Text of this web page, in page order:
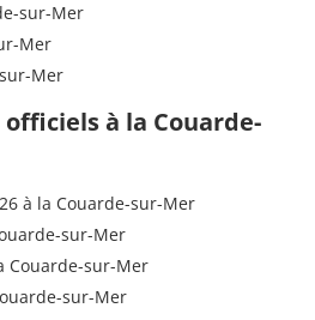
sur-Mer
Mer
Mer
à la Couarde-
à la Couarde-sur-Mer
sur-Mer
Couarde-sur-Mer
sur-Mer